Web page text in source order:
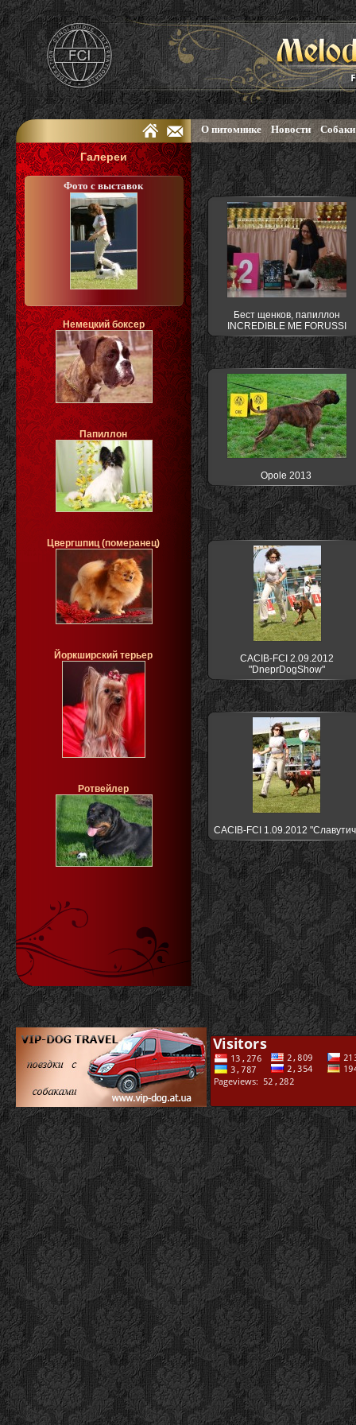
Галереи
Фото с выставок
Немецкий боксер
Папиллон
Цвергшпиц (померанец)
Йоркширский терьер
Ротвейлер
О питомнике Новости
Бест щенков, папиллон
INCREDIBLE ME FORUSSI
Opole 2013
CACIB-FCI 2.09.2012
"DneprDogShow"
CACIB-FCI 1.09.2012